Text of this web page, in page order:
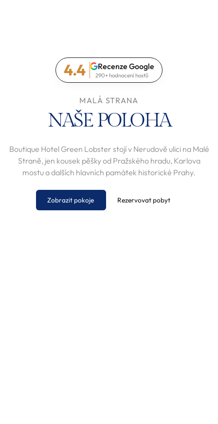
4.4 Recenze Google
290+ hodnocení hostů
MALÁ STRANA
NAŠE POLOHA
Boutique Hotel Green Lobster stojí v Nerudově ulici na Malé
Straně, jen kousek pěšky od Pražského hradu, Karlova
mostu a dalších hlavních památek historické Prahy.
Zobrazit pokoje Rezervovat pobyt